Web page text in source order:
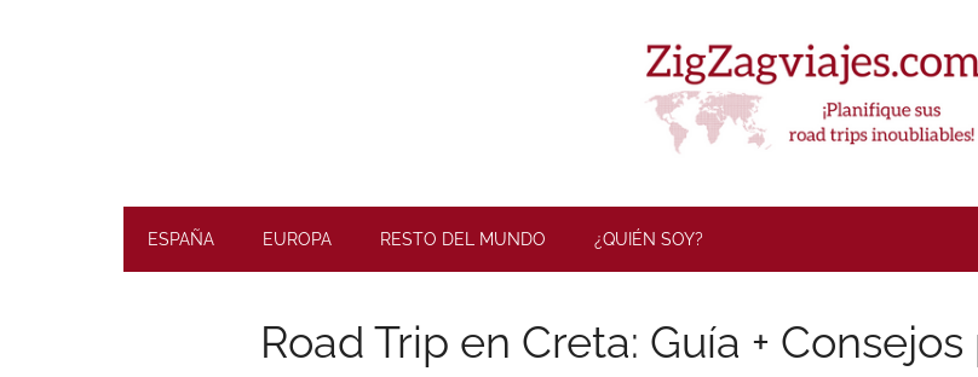
ZigZag
trips
inolvidables
ESPAÑA EUROPA RESTO DEL MUNDO ¿QUIÉN SOY?
Road Trip en Creta: Guía +